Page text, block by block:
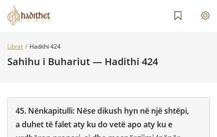
Librat Hadithi 424
Sahihu i Buhariut — Hadithi 424
45. Nënkapitulli: Nëse dikush hyn në një shtëpi,
a duhet të falet aty ku do vetë apo aty ku e